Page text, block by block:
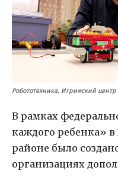
Робототехника. Игримский центр
В рамках
каждого ребенка» в
районе было
организациях